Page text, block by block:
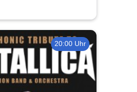
20:00 Uhr